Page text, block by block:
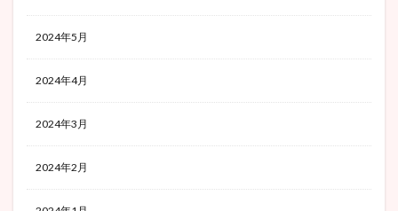
2024年5月
2024年4月
2024年3月
2024年2月